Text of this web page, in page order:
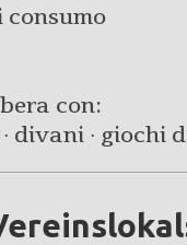
consumo
con:
divani · giochi